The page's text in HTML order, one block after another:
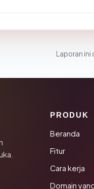
Laporan ini
PRODUK
Beranda
Fitur
Cara kerja
Domain